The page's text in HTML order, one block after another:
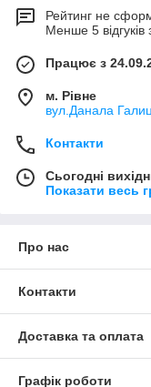
Рейтинг не
Менше 5 відгуків
Працює з
м. Рівне
вул.Данала
Контакти
Сьогодні
Показати весь
Про нас
Контакти
Доставка та оплата
Графік роботи